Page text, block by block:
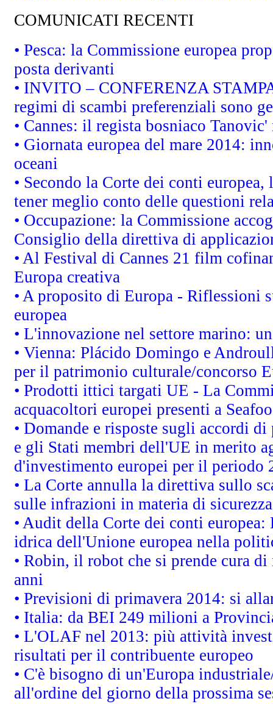
COMUNICATI RECENTI
• Pesca: la Commissione europea
posta derivanti
• INVITO – CONFERENZA
regimi di scambi preferenziali sono
• Cannes: il regista bosniaco
• Giornata europea del mare 2014:
oceani
• Secondo la Corte dei conti
tener meglio conto delle questioni
• Occupazione: la Commissione
Consiglio della direttiva di
• Al Festival di Cannes 21 film
Europa creativa
• A proposito di Europa - Riflessioni
europea
• L'innovazione nel settore marino:
• Vienna: Plácido Domingo e
per il patrimonio culturale/concorso
• Prodotti ittici targati UE - La
acquacoltori europei presenti a
• Domande e risposte sugli accordi
e gli Stati membri dell'UE in merito
d'investimento europei per il periodo
• La Corte annulla la direttiva sullo
sulle infrazioni in materia di
• Audit della Corte dei conti
idrica dell'Unione europea nella
• Robin, il robot che si prende cura
anni
• Previsioni di primavera 2014: si
• Italia: da BEI 249 milioni a
• L'OLAF nel 2013: più attività
risultati per il contribuente europeo
• C'è bisogno di un'Europa
all'ordine del giorno della prossima